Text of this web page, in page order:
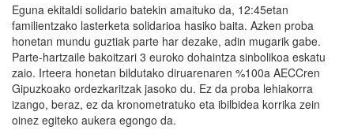
Eguna ekitaldi solidario batekin amaituko da, 12:45etan
familientzako lasterketa solidarioa hasiko baita. Azken proba
honetan mundu guztiak parte har dezake, adin mugarik gabe.
Parte-hartzaile bakoitzari 3 euroko dohaintza sinbolikoa eskatu
zaio. Irteera honetan bildutako diruarenaren %100a AECCren
Gipuzkoako ordezkaritzak jasoko du. Ez da proba lehiakorra
izango, beraz, ez da kronometratuko eta ibilbidea korrika zein
oinez egiteko aukera egongo da.